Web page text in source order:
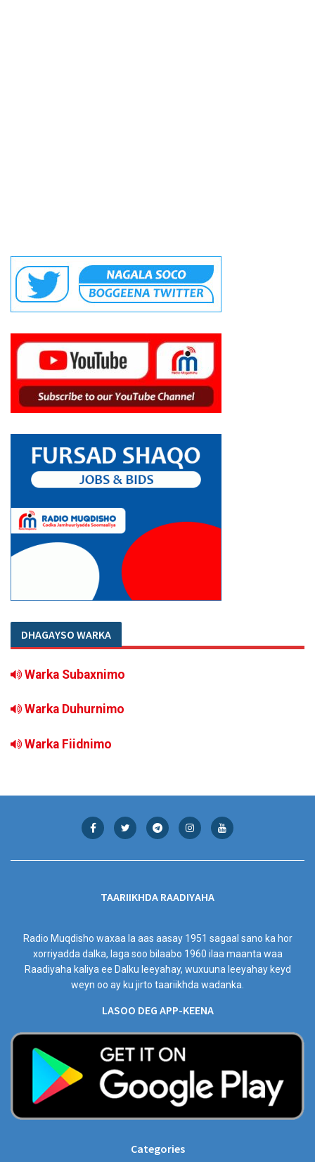
DHAGAYSO WARKA
Warka Subaxnimo
Warka Duhurnimo
Warka Fiidnimo
TAARIIKHDA RAADIYAHA
Radio Muqdisho waxaa la aas aasay 1951 sagaal sano ka hor
xorriyadda dalka, laga soo bilaabo 1960 ilaa maanta waa
Raadiyaha kaliya ee Dalku leeyahay, wuxuuna leeyahay keyd
weyn oo ay ku jirto taariikhda wadanka.
LASOO DEG APP-KEENA
Categories